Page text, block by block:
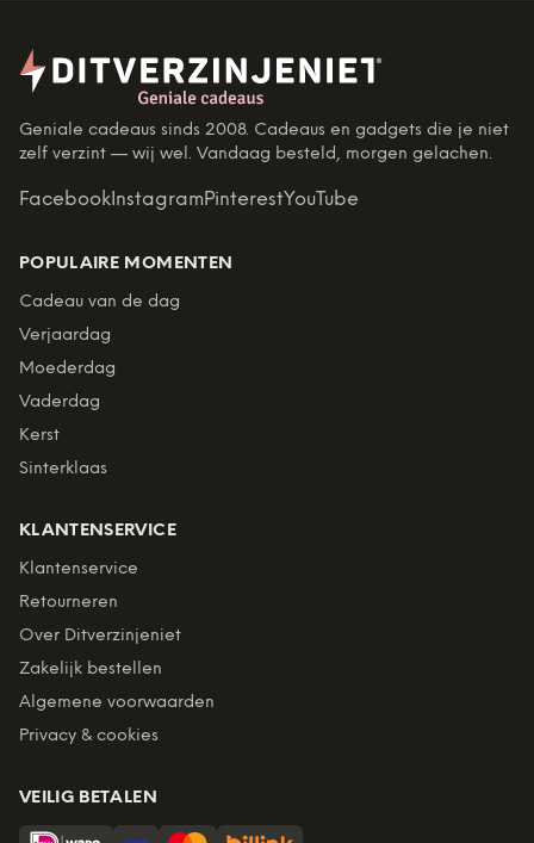
Geniale cadeaus sinds 2008. Cadeaus en gadgets die je niet
zelf verzint — wij wel. Vandaag besteld, morgen gelachen.
Facebook InstagramPinterestYouTube
POPULAIRE MOMENTEN
Cadeau van de dag
Verjaardag
Moederdag
Vaderdag
Kerst
Sinterklaas
KLANTENSERVICE
Klantenservice
Retourneren
Over Ditverzinjeniet
Zakelijk bestellen
Algemene voorwaarden
Privacy & cookies
VEILIG BETALEN